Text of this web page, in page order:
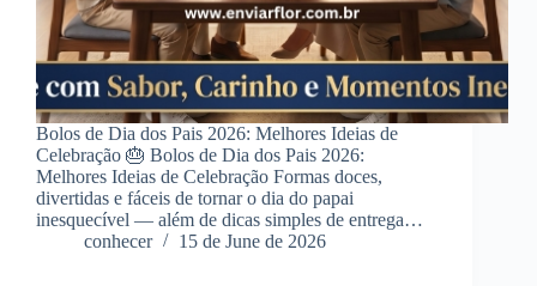
Bolos de Dia dos Pais 2026: Melhores Ideias de
Celebração 🎂 Bolos de Dia dos Pais 2026:
Melhores Ideias de Celebração Formas doces,
divertidas e fáceis de tornar o dia do papai
inesquecível — além de dicas simples de entrega…
conhecer
15 de June de 2026